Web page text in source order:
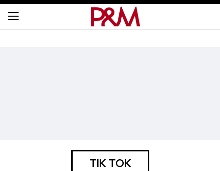
TIK TOK